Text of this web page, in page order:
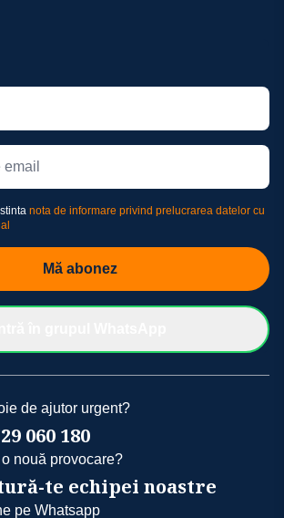
nota de informare privind prelucrarea datelor cu
Mă abonez
de ajutor urgent?
060 180
nouă provocare?
te echipei noastre
pe Whatsapp